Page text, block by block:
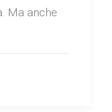
Ma anche